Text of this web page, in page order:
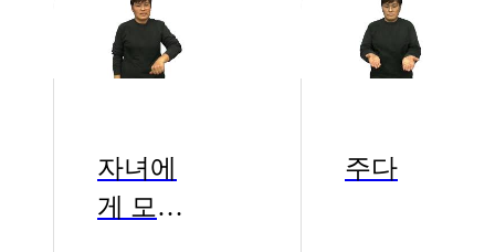
자녀에
게 모두
주다